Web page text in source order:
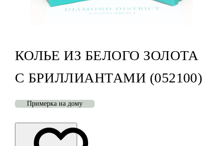
КОЛЬЕ ИЗ БЕЛОГО ЗОЛОТА
С БРИЛЛИАНТАМИ (052100)
Примерка на дому